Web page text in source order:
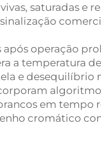
saturadas e
operação
a temperatura de
e desequilíbrio
em tempo
cromático